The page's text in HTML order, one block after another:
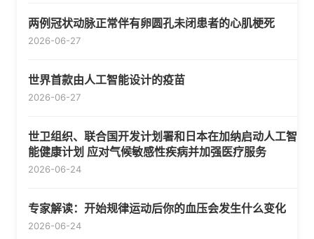
两例冠状动脉正常伴有卵圆孔未闭患者的心肌梗死
2026-06-27
世界首款由人工智能设计的疫苗
2026-06-27
世卫组织、联合国开发计划署和日本在加纳启动人工智
能健康计划 应对气候敏感性疾病并加强医疗服务
2026-06-24
专家解读：开始规律运动后你的血压会发生什么变化
2026-06-24